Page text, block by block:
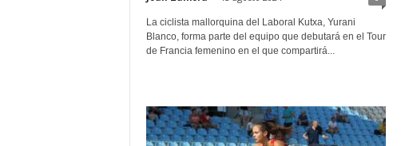
La ciclista mallorquina del Laboral Kutxa, Yurani
Blanco, forma parte del equipo que debutará en el Tour
de Francia femenino en el que compartirá...